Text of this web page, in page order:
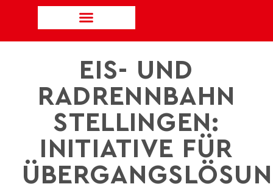
EIS- UND
RADRENNBAHN
STELLINGEN:
INITIATIVE FÜR